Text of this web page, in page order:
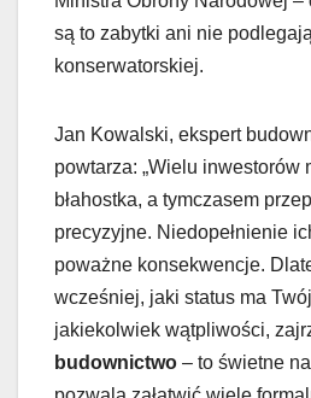
są to zabytki ani nie
konserwatorskiej.
Jan Kowalski, ekspert
powtarza: „Wielu inwestorów
błahostka, a tymczasem
precyzyjne. Niedopełnienie
poważne konsekwencje.
wcześniej, jaki status ma
jakiekolwiek wątpliwości,
budownictwo – to świetne